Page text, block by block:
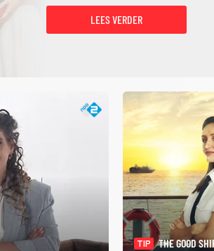
LEES VERDER
TIP
THE GOOD